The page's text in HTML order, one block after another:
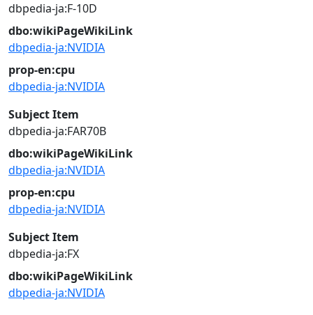
dbpedia-ja:F-10D
dbo:wikiPageWikiLink
dbpedia-ja:NVIDIA
prop-en:cpu
dbpedia-ja:NVIDIA
Subject Item
dbpedia-ja:FAR70B
dbo:wikiPageWikiLink
dbpedia-ja:NVIDIA
prop-en:cpu
dbpedia-ja:NVIDIA
Subject Item
dbpedia-ja:FX
dbo:wikiPageWikiLink
dbpedia-ja:NVIDIA